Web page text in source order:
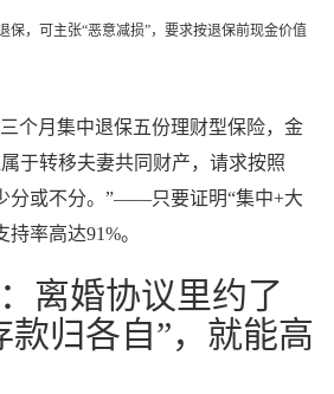
保，可主张“恶意减损”，要求按退保前现金价值
个月集中退保五份理财型保险，金
于转移夫妻共同财产，请求按照
分或不分。”——只要证明“集中+大
率高达91%。
离婚协议里约了
款归各自”，就能高